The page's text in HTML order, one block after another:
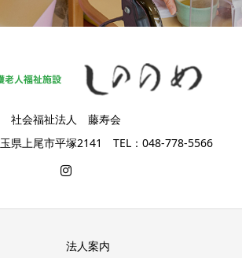
社会福祉法人 藤寿会
県上尾市平塚2141 TEL：048-778-5566
法人案内